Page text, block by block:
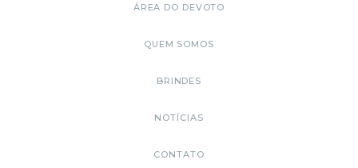
ÁREA DO DEVOTO
QUEM SOMOS
BRINDES
NOTÍCIAS
CONTATO